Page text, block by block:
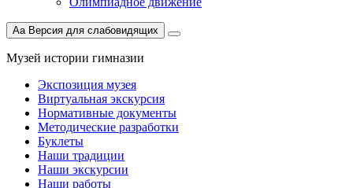
Aa Версия для слабовидящих
Музей истории гимназии
Экспозиция музея
Виртуальная экскурсия
Нормативные документы
Методические разработки
Буклеты
Наши традиции
Наши экскурсии
Наши работы